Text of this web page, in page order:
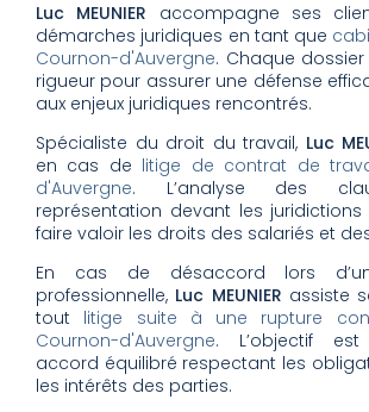
Luc MEUNIER accompagne ses
démarches juridiques en tant que
Cournon-d'Auvergne. Chaque
rigueur pour assurer une défense
aux enjeux juridiques rencontrés.
Spécialiste du droit du travail, Luc
en cas de litige de contrat de
d'Auvergne. L’analyse des
représentation devant les
faire valoir les droits des salariés et
En cas de désaccord lors
professionnelle, Luc MEUNIER assiste
tout litige suite à une rupture
Cournon-d'Auvergne. L’objectif
accord équilibré respectant les
les intérêts des parties.